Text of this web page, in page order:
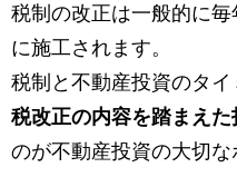
税制の改正は一般的に
に施工されます。
税制と不動産投資のタイ
税改正の内容を踏まえ
のが不動産投資の大切な